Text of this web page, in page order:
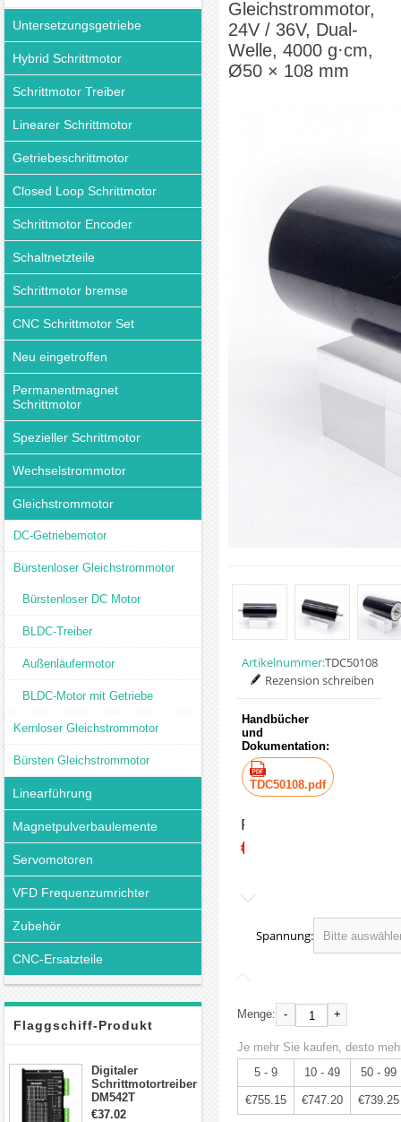
Untersetzungsgetriebe
Hybrid Schrittmotor
Schrittmotor Treiber
Linearer Schrittmotor
Getriebeschrittmotor
Closed Loop Schrittmotor
Schrittmotor Encoder
Schaltnetzteile
Schrittmotor bremse
CNC Schrittmotor Set
Neu eingetroffen
Permanentmagnet
Schrittmotor
Spezieller Schrittmotor
Wechselstrommotor
Gleichstrommotor
DC-Getriebemotor
Bürstenloser Gleichstrommotor
Bürstenloser DC Motor
BLDC-Treiber
Außenläufermotor
BLDC-Motor mit Getriebe
Kernloser Gleichstrommotor
Bürsten Gleichstrommotor
Linearführung
Magnetpulverbaulemente
Servomotoren
VFD Frequenzumrichter
Zubehör
CNC-Ersatzteile
Flaggschiff-Produkt
Digitaler
Schrittmotortreiber
DM542T
Schrittmotor
€37.02
Gleichstrommotor,
24V / 36V, Dual-
Welle, 4000 g·cm,
Ø50 × 108 mm
Artikelnummer:TDC50108
Rezension schreiben
Handbücher
und
Dokumentation:
TDC50108.pdf
Preis:
€794.89
Spannung:
Menge: - +
Je mehr Sie kaufen, desto
5 - 9
10 - 49 50 - 99
€755.15 €747.20 €739.25